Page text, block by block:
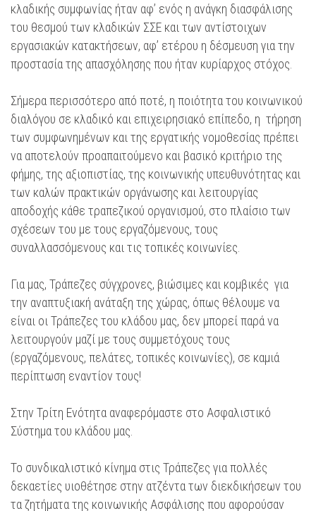
κλαδικής συμφωνίας ήταν αφ’ ενός η ανάγκη διασφάλισης
του θεσμού των κλαδικών ΣΣΕ και των αντίστοιχων
εργασιακών κατακτήσεων, αφ’ ετέρου η δέσμευση για την
προστασία της απασχόλησης που ήταν κυρίαρχος στόχος.
Σήμερα περισσότερο από ποτέ, η ποιότητα του κοινωνικού
διαλόγου σε κλαδικό και επιχειρησιακό επίπεδο, η τήρηση
των συμφωνημένων και της εργατικής νομοθεσίας πρέπει
να αποτελούν προαπαιτούμενο και βασικό κριτήριο της
φήμης, της αξιοπιστίας, της κοινωνικής υπευθυνότητας και
των καλών πρακτικών οργάνωσης και λειτουργίας
αποδοχής κάθε τραπεζικού οργανισμού, στο πλαίσιο των
σχέσεων του με τους εργαζόμενους, τους
συναλλασσόμενους και τις τοπικές κοινωνίες.
Για μας, Τράπεζες σύγχρονες, βιώσιμες και κομβικές για
την αναπτυξιακή ανάταξη της χώρας, όπως θέλουμε να
είναι οι Τράπεζες του κλάδου μας, δεν μπορεί παρά να
λειτουργούν μαζί με τους συμμετόχους τους
(εργαζόμενους, πελάτες, τοπικές κοινωνίες), σε καμιά
περίπτωση εναντίον τους!
Στην Τρίτη Ενότητα αναφερόμαστε στο Ασφαλιστικό
Σύστημα του κλάδου μας.
Το συνδικαλιστικό κίνημα στις Τράπεζες για πολλές
δεκαετίες υιοθέτησε στην ατζέντα των διεκδικήσεων του
τα ζητήματα της κοινωνικής Ασφάλισης που αφορούσαν